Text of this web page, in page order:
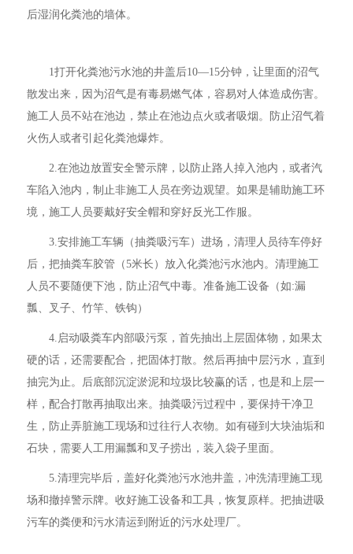
后湿润化粪池的墙体。
1打开化粪池污水池的井盖后10—15分钟，让里面的沼气
散发出来，因为沼气是有毒易燃气体，容易对人体造成伤害。
施工人员不站在池边，禁止在池边点火或者吸烟。防止沼气着
火伤人或者引起化粪池爆炸。
2.在池边放置安全警示牌，以防止路人掉入池内，或者汽
车陷入池内，制止非施工人员在旁边观望。如果是辅助施工环
境，施工人员要戴好安全帽和穿好反光工作服。
3.安排施工车辆（抽粪吸污车）进场，清理人员待车停好
后，把抽粪车胶管（5米长）放入化粪池污水池内。清理施工
人员不要随便下池，防止沼气中毒。准备施工设备（如:漏
瓢、叉子、竹竿、铁钩）
4.启动吸粪车内部吸污泵，首先抽出上层固体物，如果太
硬的话，还需要配合，把固体打散。然后再抽中层污水，直到
抽完为止。后底部沉淀淤泥和垃圾比较赢的话，也是和上层一
样，配合打散再抽取出来。抽粪吸污过程中，要保持干净卫
生，防止弄脏施工现场和过往行人衣物。如有碰到大块油垢和
石块，需要人工用漏瓢和叉子捞出，装入袋子里面。
5.清理完毕后，盖好化粪池污水池井盖，冲洗清理施工现
场和撤掉警示牌。收好施工设备和工具，恢复原样。把抽进吸
污车的粪便和污水清运到附近的污水处理厂。